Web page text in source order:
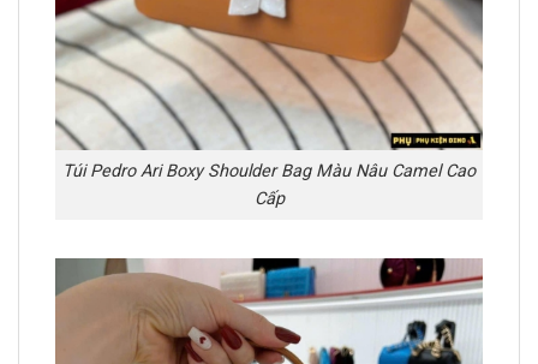
Túi Pedro Ari Boxy Shoulder Bag Màu Nâu Camel Cao
Cấp